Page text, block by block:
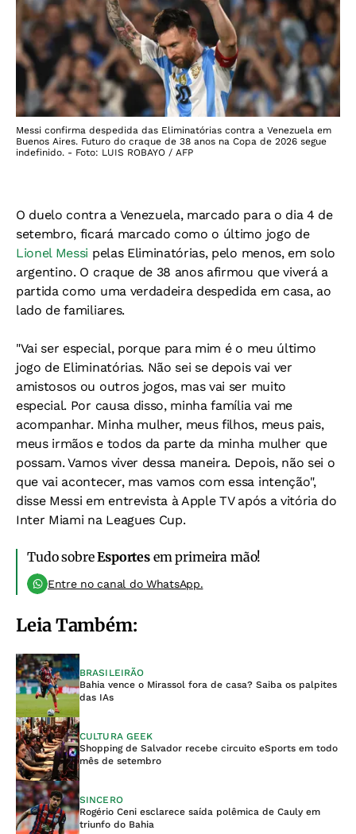
Messi confirma despedida das Eliminatórias contra a Venezuela em
Buenos Aires. Futuro do craque de 38 anos na Copa de 2026 segue
indefinido. - Foto: LUIS ROBAYO / AFP
O duelo contra a Venezuela, marcado para o dia 4 de
setembro, ficará marcado como o último jogo de
Lionel Messi pelas Eliminatórias, pelo menos, em solo
argentino. O craque de 38 anos afirmou que viverá a
partida como uma verdadeira despedida em casa, ao
lado de familiares.
"Vai ser especial, porque para mim é o meu último
jogo de Eliminatórias. Não sei se depois vai ver
amistosos ou outros jogos, mas vai ser muito
especial. Por causa disso, minha família vai me
acompanhar. Minha mulher, meus filhos, meus pais,
meus irmãos e todos da parte da minha mulher que
possam. Vamos viver dessa maneira. Depois, não sei o
que vai acontecer, mas vamos com essa intenção",
disse Messi em entrevista à Apple TV após a vitória do
Inter Miami na Leagues Cup.
Tudo sobreEsportesem primeira mão!
Entre no canal do WhatsApp.
Leia Também:
BRASILEIRÃO
Bahia vence o Mirassol fora de casa? Saiba os palpites
das IAs
CULTURA GEEK
Shopping de Salvador recebe circuito eSports em todo
mês de setembro
SINCERO
Rogério Ceni esclarece saída polêmica de Cauly em
triunfo do Bahia